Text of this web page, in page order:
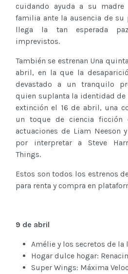
cuidando ayuda a su
familia ante la ausencia de su
llega la tan esperada
imprevistos.
También se estrenan Una
abril, en la que la
devastado a un tranquilo
quien suplanta la identidad de
extinción el 16 de abril, una
un toque de ciencia ficción
actuaciones de Liam Neeson
por interpretar a Steve
Things.
Estos son todos los estrenos
para renta y compra en
9 de abril
Amélie y los secretos de la
Hogar dulce hogar:
Super Wings: Máxima